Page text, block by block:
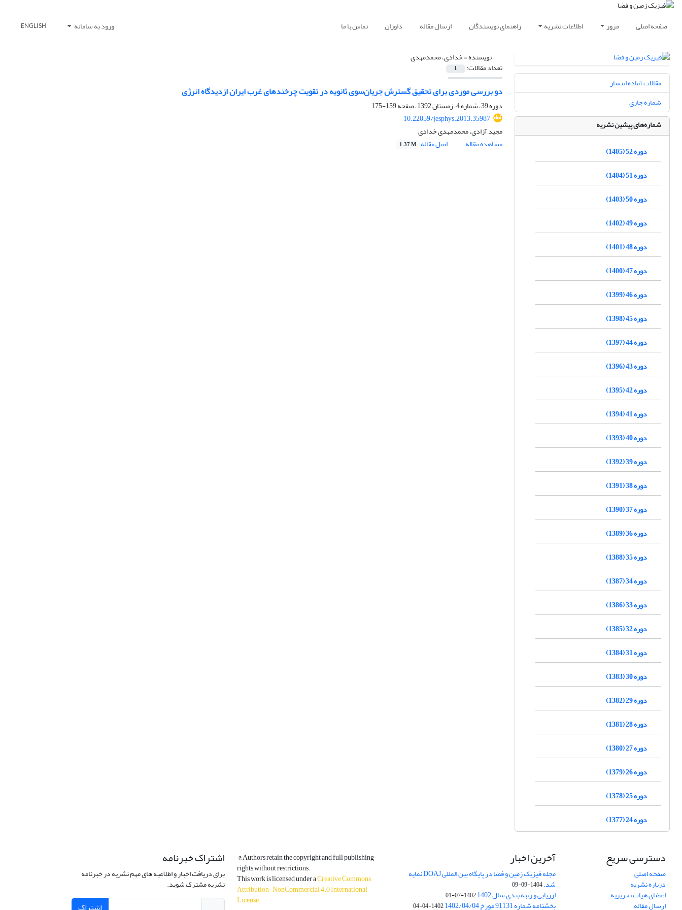
صفحه اصلی مرور اطلاعات نشریه راهنمای نویسندگان ارسال مقاله داوران تماس با ما ورود به سامانه ENGLISH
نویسنده =خدادی، محمدمهدی
تعداد مقالات: 1
دو بررسی موردی برای تحقیق گسترش جریان‌سوی ثانویه در تقویت چرخندهای غرب ایران ازدیدگاه انرژی
دوره 39، شماره 4، زمستان 1392، صفحه
159-175
10.22059/jesphys.2013.35987
مجید آزادی، محمدمهدی خدادی
مشاهده مقاله
اصل مقاله 1.37 M
مقالات آماده انتشار
شماره جاری
شماره‌های پیشین نشریه
دوره 52 (1405)
دوره 51 (1404)
دوره 50 (1403)
دوره 49 (1402)
دوره 48 (1401)
دوره 47 (1400)
دوره 46 (1399)
دوره 45 (1398)
دوره 44 (1397)
دوره 43 (1396)
دوره 42 (1395)
دوره 41 (1394)
دوره 40 (1393)
دوره 39 (1392)
دوره 38 (1391)
دوره 37 (1390)
دوره 36 (1389)
دوره 35 (1388)
دوره 34 (1387)
دوره 33 (1386)
دوره 32 (1385)
دوره 31 (1384)
دوره 30 (1383)
دوره 29 (1382)
دوره 28 (1381)
دوره 27 (1380)
دوره 26 (1379)
دوره 25 (1378)
دوره 24 (1377)
دسترسی سریع
صفحه اصلی
درباره نشریه
اعضای هیات تحریریه
ارسال مقاله
آخرین اخبار
مجله فیزیک زمین و فضا در پایگاه بین المللی DOAJ نمایه
شد.1404-09-09
ارزیابی و رتبه بندی سال 1402 1402-07-01
بخشنامه شماره 91131 مورخ 1402/04/04 1402-04-04
© Authors retain the copyright and full publishing
rights without restrictions.
This work is licensed under aCreative Commons
Attribution-NonCommercial 4.0 International
License.
اشتراک خبرنامه
برای دریافت اخبار و اطلاعیه های مهم نشریه در خبرنامه
نشریه مشترک شوید.